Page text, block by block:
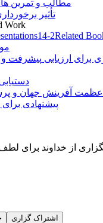
مطالب و تمرین
تأثیر
Work
14-2Related
برای ارزیابی پیشرفت
عظمت آفرینش جهان و
پیشنهادی
از خداوند برای
اشتراک گزاری